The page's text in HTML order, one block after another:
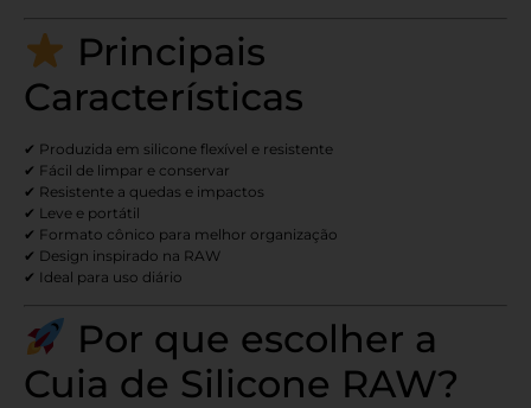
Principais
Características
✔ Produzida em silicone flexível e resistente
✔ Fácil de limpar e conservar
✔ Resistente a quedas e impactos
✔ Leve e portátil
✔ Formato cônico para melhor organização
✔ Design inspirado na RAW
✔ Ideal para uso diário
Por que escolher a
Cuia de Silicone RAW?